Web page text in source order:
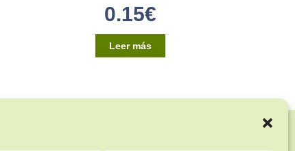
0.15€
Leer más